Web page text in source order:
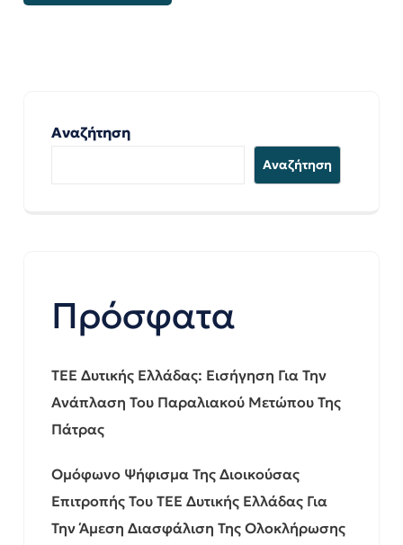
Αναζήτηση
Αναζήτηση
Πρόσφατα
ΤΕΕ Δυτικής Ελλάδας: Εισήγηση Για Την
Ανάπλαση Του Παραλιακού Μετώπου Της
Πάτρας
Ομόφωνο Ψήφισμα Της Διοικούσας
Επιτροπής Του ΤΕΕ Δυτικής Ελλάδας Για
Την Άμεση Διασφάλιση Της Ολοκλήρωσης